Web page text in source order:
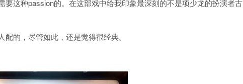
这种passion的。在这部戏中给我印象最深刻的不是项少龙的扮演者古
的，尽管如此，还是觉得很经典。